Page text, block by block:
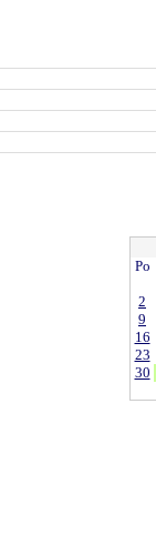
Po
2
9
16
23
30